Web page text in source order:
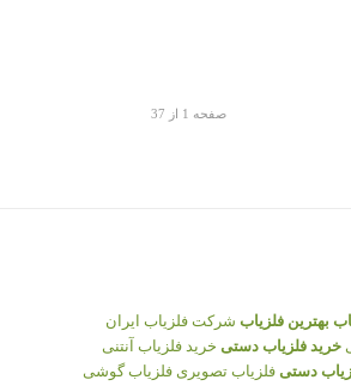
صفحه 1 از 37
بهترین فلزیاب شرکت فلزیاب ایران
خرید فلزیاب دستی خرید فلزیاب آنتنی
دستی فلزیاب تصویری فلزیاب گوشی